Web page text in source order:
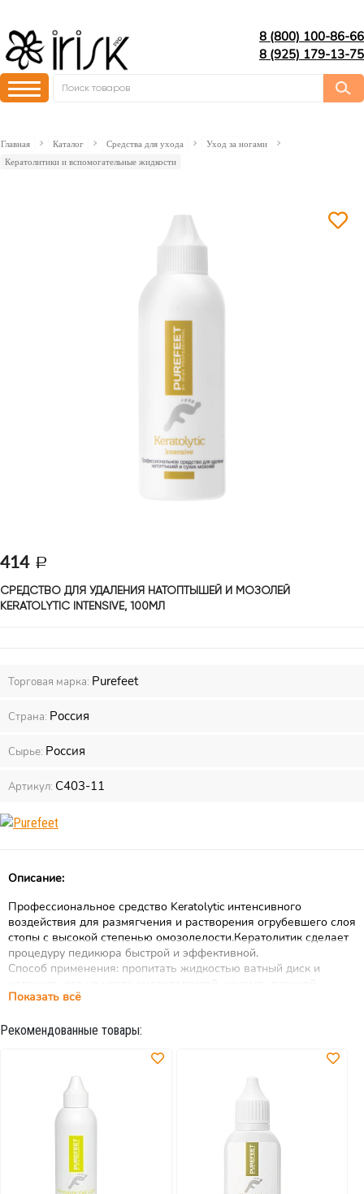
8 (800) 100-86-66
8 (925) 179-13-75
Главная Каталог Средства для ухода
Уход за ногами
Кератолитики и вспомогательные жидкости
414
СРЕДСТВО ДЛЯ УДАЛЕНИЯ НАТОПТЫШЕЙ И МОЗОЛЕЙ
KERATOLYTIC INTENSIVE, 100МЛ
Торговая марка: Purefeet
Страна: Россия
Сырье: Россия
Артикул: С403-11
Описание:
Профессиональное средство Keratolytic интенсивного
воздействия для размягчения и растворения огрубевшего слоя
стопы с высокой степенью омозолелости.Кератолитик сделает
процедуру педикюра быстрой и эффективной.
Способ применения: пропитать жидкостью ватный диск и
Выдержать 5-7 минут. Удалить ороговевшую кожу с помощью
Показать всё
Рекомендованные товары: